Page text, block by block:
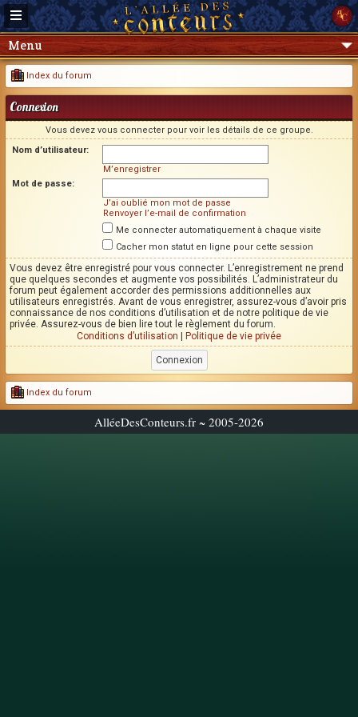
Menu
Index du forum
Connexion
Vous devez vous connecter pour voir les détails de ce groupe.
Nom d’utilisateur:
M’enregistrer
Mot de passe:
J’ai oublié mon mot de passe
Renvoyer l’e-mail de confirmation
Me connecter automatiquement à chaque visite
Cacher mon statut en ligne pour cette session
Vous devez être enregistré pour vous connecter. L’enregistrement ne prend
que quelques secondes et augmente vos possibilités. L’administrateur du
forum peut également accorder des permissions additionnelles aux
utilisateurs enregistrés. Avant de vous enregistrer, assurez-vous d’avoir pris
connaissance de nos conditions d’utilisation et de notre politique de vie
privée. Assurez-vous de bien lire tout le règlement du forum.
Conditions d’utilisation
Politique de vie privée
Index du forum
AlléeDesConteurs.fr ~ 2005-2026